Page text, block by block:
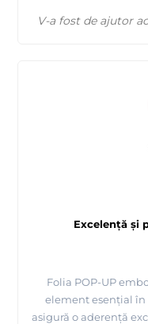
V-a fost de ajutor
Excelență și
Folia POP-UP
element esențial în
asigură o aderență